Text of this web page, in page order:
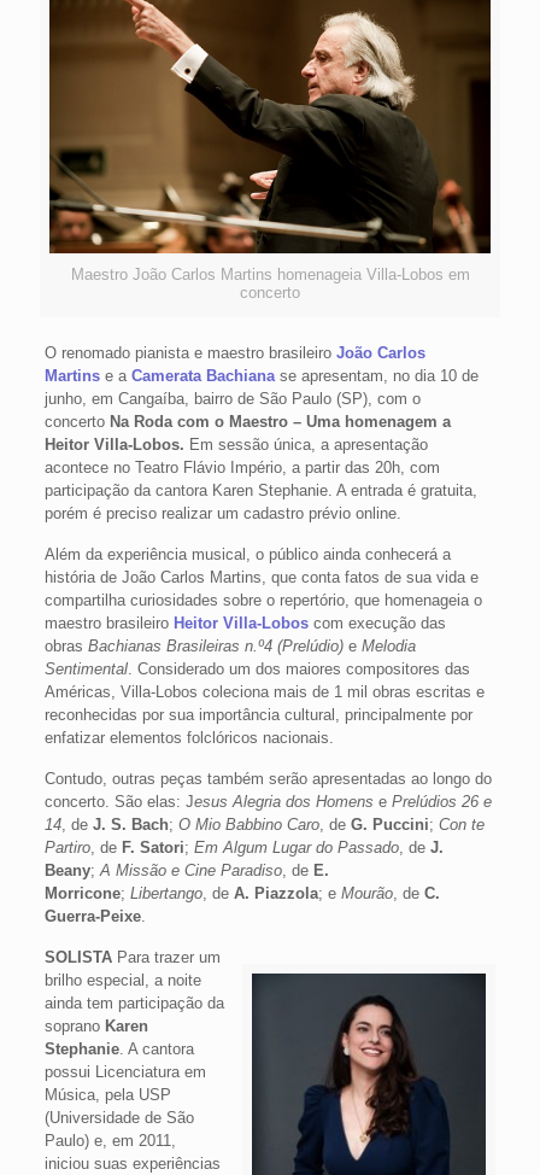
Maestro João Carlos Martins homenageia Villa-Lobos em
concerto
O renomado pianista e maestro brasileiro João Carlos
Martins e a Camerata Bachiana se apresentam, no dia 10 de
junho, em Cangaíba, bairro de São Paulo (SP), com o
concerto Na Roda com o Maestro – Uma homenagem a
Heitor Villa-Lobos. Em sessão única, a apresentação
acontece no Teatro Flávio Império, a partir das 20h, com
participação da cantora Karen Stephanie. A entrada é gratuita,
porém é preciso realizar um cadastro prévio online.
Além da experiência musical, o público ainda conhecerá a
história de João Carlos Martins, que conta fatos de sua vida e
compartilha curiosidades sobre o repertório, que homenageia o
maestro brasileiro Heitor Villa-Loboscom execução das
obras Bachianas Brasileiras n.º4 (Prelúdio)e Melodia
Sentimental. Considerado um dos maiores compositores das
Américas, Villa-Lobos coleciona mais de 1 mil obras escritas e
reconhecidas por sua importância cultural, principalmente por
enfatizar elementos folclóricos nacionais.
Contudo, outras peças também serão apresentadas ao longo do
concerto. São elas: Jesus Alegria dos Homens e Prelúdios 26 e
14, de J. S. Bach; O Mio Babbino Caro, de G. Puccini; Con te
Partiro, de F. Satori; Em Algum Lugar do Passado, de J.
Beany; A Missão e Cine Paradiso, de E.
Morricone; Libertango, de A. Piazzola; e Mourão, de C.
Guerra-Peixe.
SOLISTAPara trazer um
brilho especial, a noite
ainda tem participação da
soprano Karen
Stephanie. A cantora
possui Licenciatura em
Música, pela USP
(Universidade de São
Paulo) e, em 2011,
iniciou suas experiências